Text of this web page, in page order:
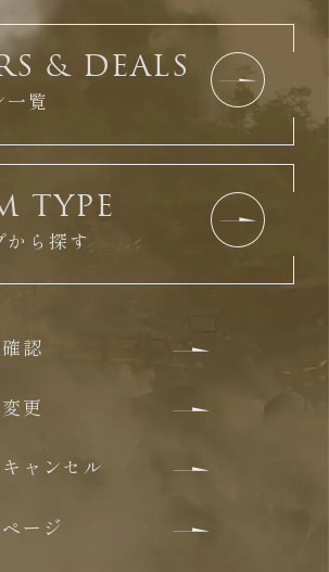
& DEALS
一覧
TYPE
から探す
認
更
ャンセル
ージ